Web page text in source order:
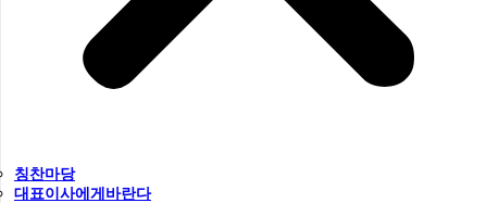
칭찬마당
대표이사에게바란다